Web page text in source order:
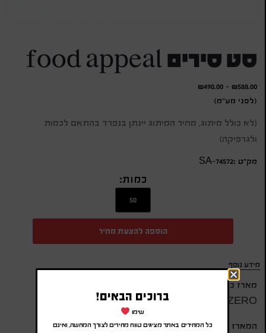
סט סירים food appeal
₪588.00
-
₪490.00
(לפני מע"מ)
(לא כולל מיתוג, מחיר המיתוג יינתן בנפרד בהתאם לכמות
ולגרפיקה)
מק״ט :SA-74572
כמות:
הוספה להצעת מחיר
מידע נוסף
HYBRIDPAN ZERO פוד אפיל
המארז כולל:
ברוכים הבאים!
שימו
כל המחירים באתר מציגים טווח מחירים לצורך המחשה, ואינם